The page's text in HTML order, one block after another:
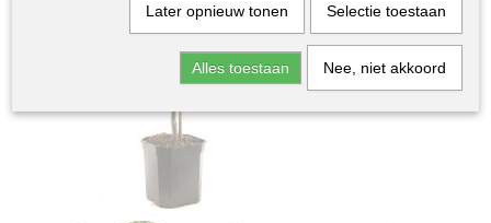
Later opnieuw tonen Selectie toestaan
Alles toestaan Nee, niet akkoord